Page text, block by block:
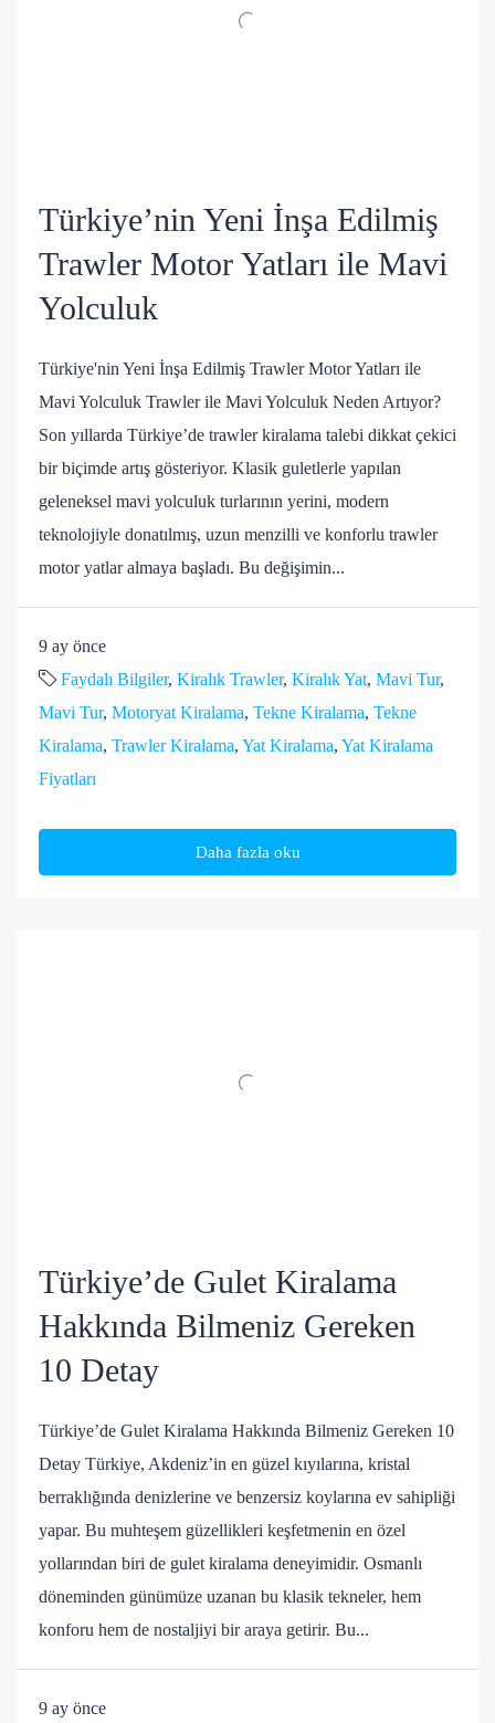
Türkiye’nin Yeni İnşa Edilmiş
Trawler Motor Yatları ile Mavi
Yolculuk
Türkiye'nin Yeni İnşa Edilmiş Trawler Motor Yatları ile
Mavi Yolculuk Trawler ile Mavi Yolculuk Neden Artıyor?
Son yıllarda Türkiye’de trawler kiralama talebi dikkat çekici
bir biçimde artış gösteriyor. Klasik guletlerle yapılan
geleneksel mavi yolculuk turlarının yerini, modern
teknolojiyle donatılmış, uzun menzilli ve konforlu trawler
motor yatlar almaya başladı. Bu değişimin...
9 ay önce
Faydalı Bilgiler, Kiralık Trawler, Kiralık Yat, Mavi Tur,
Mavi Tur, Motoryat Kiralama, Tekne Kiralama, Tekne
Kiralama, Trawler Kiralama, Yat Kiralama, Yat Kiralama
Fiyatları
Daha fazla oku
Türkiye’de Gulet Kiralama
Hakkında Bilmeniz Gereken
10 Detay
Türkiye’de Gulet Kiralama Hakkında Bilmeniz Gereken 10
Detay Türkiye, Akdeniz’in en güzel kıyılarına, kristal
berraklığında denizlerine ve benzersiz koylarına ev sahipliği
yapar. Bu muhteşem güzellikleri keşfetmenin en özel
yollarından biri de gulet kiralama deneyimidir. Osmanlı
döneminden günümüze uzanan bu klasik tekneler, hem
konforu hem de nostaljiyi bir araya getirir. Bu...
9 ay önce